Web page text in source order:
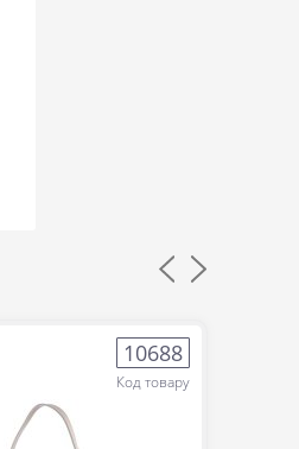
10688
Код товару